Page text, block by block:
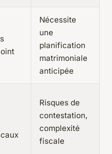
Nécessite
une
planification
matrimoniale
anticipée
Risques de
contestation,
complexité
fiscale